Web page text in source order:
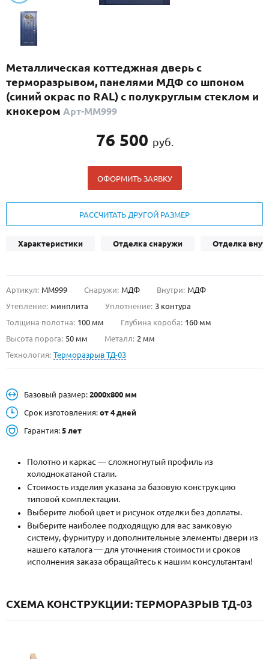
С реечным дизайном (29)
ПО НАЗНАЧЕНИЮ
Популярные двери
ДОСТАВКА
О НАС
Металлические двери от производителя с доставкой и установкой в
НАЙТИ:
ПН-СБ - с 9:00 до 21:00, ВС - до 19:00
ЗАПРОСИТЬ РАСЧЕТ
Каталог Как купить
Записаться на замер
Металлическая коттеджная дверь с
терморазрывом, панелями МДФ со шпоном
(синий окрас по RAL) с полукруглым стеклом и
кнокером Арт-ММ999
76 500 руб.
ОФОРМИТЬ ЗАЯВКУ
РАССЧИТАТЬ ДРУГОЙ РАЗМЕР
Характеристики Отделка снаружи Отделка
Артикул: ММ999 Снаружи: МДФ Внутри: МДФ
Утепление: минплита Уплотнение: 3 контура
Толщина полотна: 100 мм Глубина короба: 160 мм
Высота порога: 50 мм Металл: 2 мм
Технология: Терморазрыв ТД-03
Базовый размер: 2000х800 мм
Срок изготовления: от 4 дней
Гарантия: 5 лет
Полотно и каркас — сложногнутый профиль из
холоднокатаной стали.
Стоимость изделия указана за базовую конструкцию
типовой комплектации.
Выберите любой цвет и рисунок отделки без доплаты.
Выберите наиболее подходящую для вас замковую
систему, фурнитуру и дополнительные элементы двери из
нашего каталога — для уточнения стоимости и сроков
исполнения заказа обращайтесь к нашим консультантам!
СХЕМА КОНСТРУКЦИИ: ТЕРМОРАЗРЫВ ТД-03